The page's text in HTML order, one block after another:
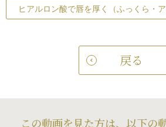
ヒアルロン酸で唇を厚く（ふっくら・ア
戻る
この動画を見た方は、以下の